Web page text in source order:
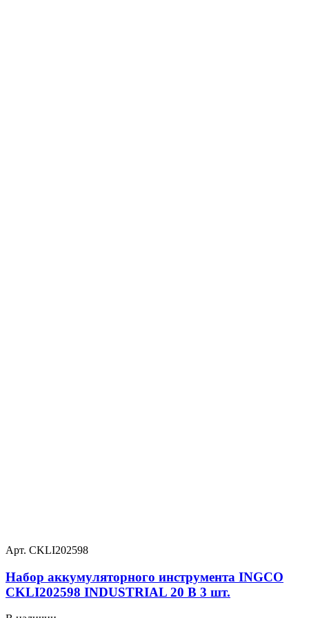
Арт. CKLI202598
Набор аккумуляторного инструмента INGCO
CKLI202598 INDUSTRIAL 20 В 3 шт.